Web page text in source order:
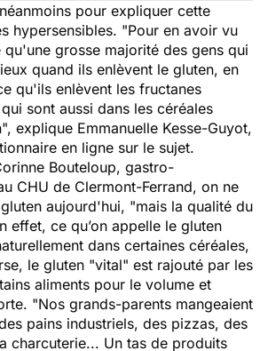
pour expliquer cette
hypersensibles. "Pour en avoir vu
qu'une grosse majorité des gens qui
quand ils enlèvent le gluten, en
qu'ils enlèvent les fructanes
sont aussi dans les céréales
", explique Emmanuelle Kesse-Guyot,
en ligne sur le sujet.
Bouteloup, gastro-
CHU de Clermont-Ferrand, on ne
aujourd'hui, "mais la qualité du
effet, ce qu’on appelle le gluten
dans certaines céréales,
le gluten "vital" est rajouté par les
aliments pour le volume et
"Nos grands-parents mangeaient
pains industriels, des pizzas, des
charcuterie... Un tas de produits